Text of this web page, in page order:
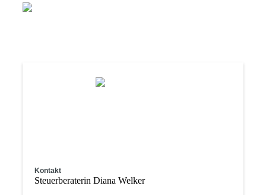
Kontakt
Steuerberaterin Diana Welker